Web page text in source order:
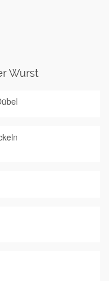
Wurst